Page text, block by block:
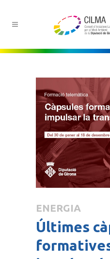
ENERGIA
Últimes